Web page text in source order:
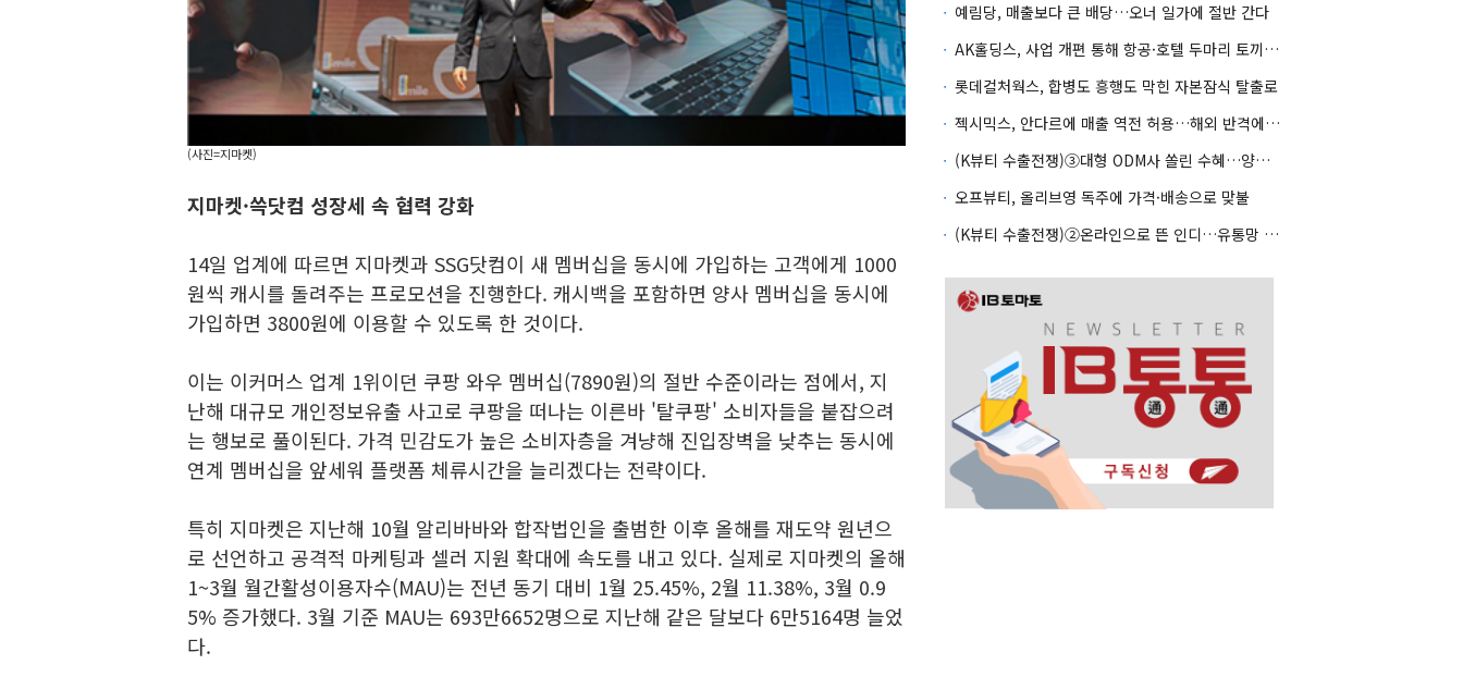
(사진=지마켓)
지마켓·쓱닷컴 성장세 속 협력 강화
14일 업계에 따르면 지마켓과 SSG닷컴이 새 멤버십을 동시에 가입하는 고객에게 1000
원씩 캐시를 돌려주는 프로모션을 진행한다. 캐시백을 포함하면 양사 멤버십을 동시에
가입하면 3800원에 이용할 수 있도록 한 것이다.
이는 이커머스 업계 1위이던 쿠팡 와우 멤버십(7890원)의 절반 수준이라는 점에서, 지
난해 대규모 개인정보유출 사고로 쿠팡을 떠나는 이른바 '탈쿠팡' 소비자들을 붙잡으려
는 행보로 풀이된다. 가격 민감도가 높은 소비자층을 겨냥해 진입장벽을 낮추는 동시에
연계 멤버십을 앞세워 플랫폼 체류시간을 늘리겠다는 전략이다.
특히 지마켓은 지난해 10월 알리바바와 합작법인을 출범한 이후 올해를 재도약 원년으
로 선언하고 공격적 마케팅과 셀러 지원 확대에 속도를 내고 있다. 실제로 지마켓의 올해
1~3월 월간활성이용자수(MAU)는 전년 동기 대비 1월 25.45%, 2월 11.38%, 3월 0.9
5% 증가했다. 3월 기준 MAU는 693만6652명으로 지난해 같은 달보다 6만5164명 늘었
다.
예림당, 매출보다 큰 배당…오너 일가에 절반 간다
AK홀딩스, 사업 개편 통해 항공·호텔 두마리 토끼 사냥
롯데컬처웍스, 합병도 흥행도 막힌 자본잠식 탈출로
젝시믹스, 안다르에 매출 역전 허용…해외 반격에 사활
(K뷰티 수출전쟁)③대형 ODM사 쏠린 수혜…양극화 심화 우려
오프뷰티, 올리브영 독주에 가격·배송으로 맞불
(K뷰티 수출전쟁)②온라인으로 뜬 인디…유통망 앞세운 대형사